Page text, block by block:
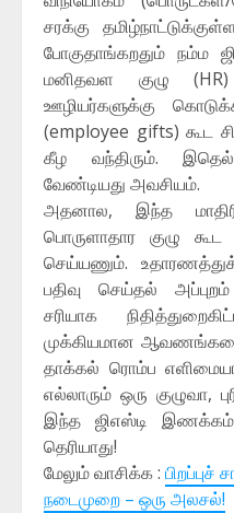
சரக்கு
போகுதாங்கறதும் நம்ம
மனிதவள குழு
ஊழியர்களுக்கு
(employee gifts) கூட
கீழ வந்திரும்.
வேண்டியது அவசியம்.
அதனால, இந்த
பொருளாதார குழு
செய்யணும்.
பதிவு செய்தல்
சரியாக
முக்கியமான
தாக்கல் ரொம்ப
எல்லாரும் ஒரு குழுவா,
இந்த ஜிஎஸ்டி இணக்கம்
தெரியாது!
மேலும் வாசிக்க : பிறப்புச்
நடைமுறை – ஒரு அலசல்!